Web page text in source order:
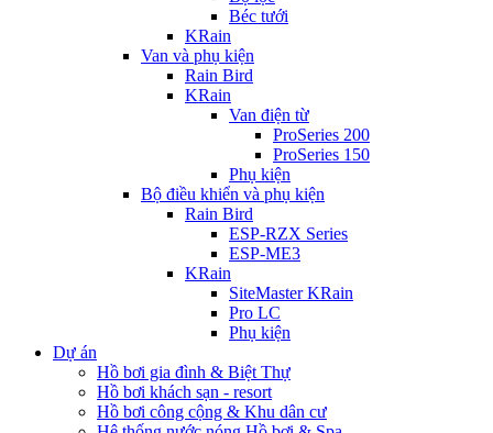
Béc tưới
KRain
Van và phụ kiện
Rain Bird
KRain
Van điện từ
ProSeries 200
ProSeries 150
Phụ kiện
Bộ điều khiển và phụ kiện
Rain Bird
ESP-RZX Series
ESP-ME3
KRain
SiteMaster KRain
Pro LC
Phụ kiện
Dự án
Hồ bơi gia đình & Biệt Thự
Hồ bơi khách sạn - resort
Hồ bơi công cộng & Khu dân cư